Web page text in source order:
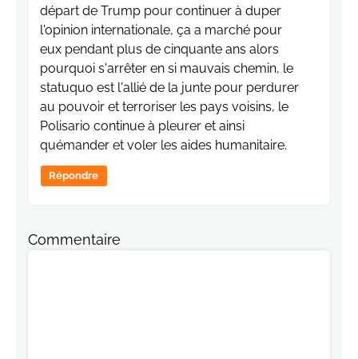
départ de Trump pour continuer à duper
l'opinion internationale, ça a marché pour
eux pendant plus de cinquante ans alors
pourquoi s'arrêter en si mauvais chemin, le
statuquo est l'allié de la junte pour perdurer
au pouvoir et terroriser les pays voisins, le
Polisario continue à pleurer et ainsi
quémander et voler les aides humanitaire.
Répondre
Commentaire